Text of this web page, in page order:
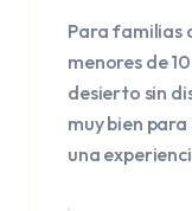
Para familias
menores de
desierto sin
muy bien
una